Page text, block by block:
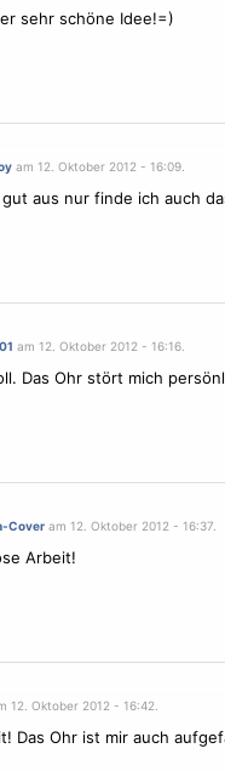
sehr schöne Idee!=)
am 12. Oktober 2012 - 16:09.
aus nur finde ich auch
am 12. Oktober 2012 - 16:16.
Das Ohr stört mich
Coveram 12. Oktober 2012 - 16:37.
Arbeit!
12. Oktober 2012 - 16:42.
Das Ohr ist mir auch